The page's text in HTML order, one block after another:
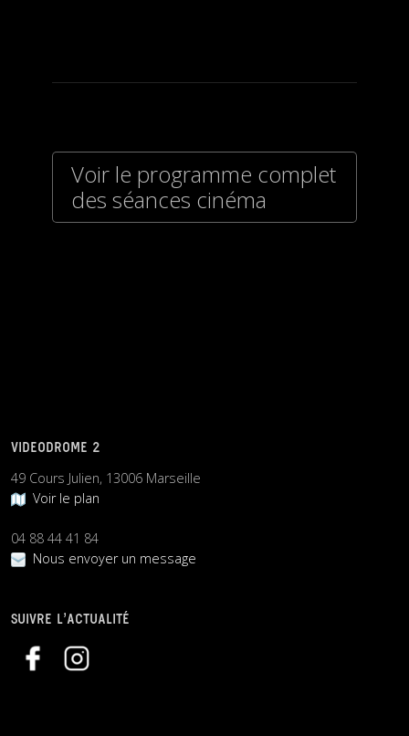
Voir le programme complet
des séances cinéma
VIDEODROME 2
49 Cours Julien, 13006 Marseille
Voir le plan
04 88 44 41 84
Nous envoyer un message
SUIVRE L’ACTUALITÉ